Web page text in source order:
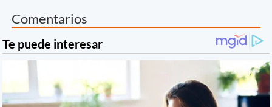
Comentarios